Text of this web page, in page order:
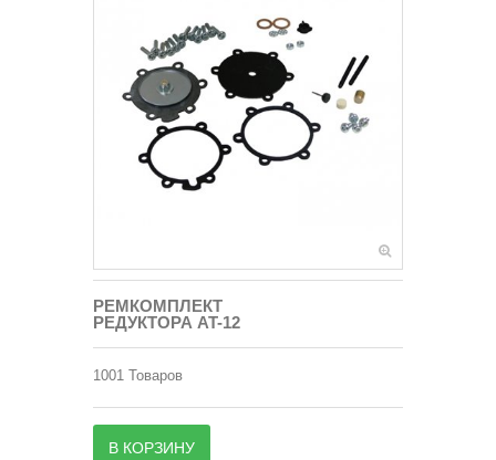
РЕМКОМПЛЕКТ
РЕДУКТОРА AT-12
1001 Товаров
В КОРЗИНУ